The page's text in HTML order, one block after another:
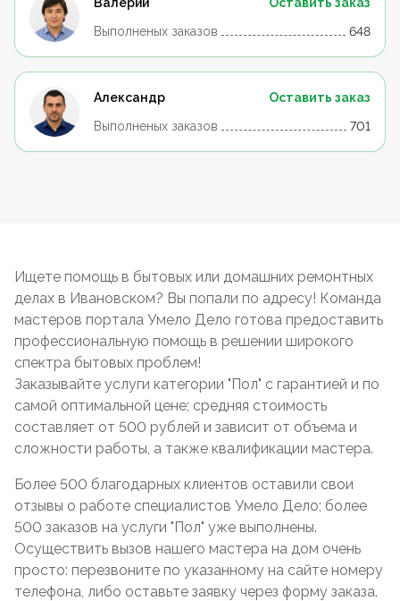
Выполненых заказов
648
Александр
Оставить заказ
Выполненых заказов
701
Ищете помощь в бытовых или домашних ремонтных
делах в Ивановском? Вы попали по адресу! Команда
мастеров портала Умело Дело готова предоставить
профессиональную помощь в решении широкого
спектра бытовых проблем!
Заказывайте услуги категории "Пол" с гарантией и по
самой оптимальной цене; средняя стоимость
составляет от 500 рублей и зависит от объема и
сложности работы, а также квалификации мастера.
Более 500 благодарных клиентов оставили свои
отзывы о работе специалистов Умело Дело; более
500 заказов на услуги "Пол" уже выполнены.
Осуществить вызов нашего мастера на дом очень
просто: перезвоните по указанному на сайте номеру
телефона, либо оставьте заявку через форму заказа.